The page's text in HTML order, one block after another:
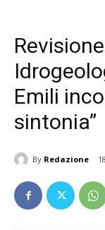
Emili
sintonia”
By Redazione